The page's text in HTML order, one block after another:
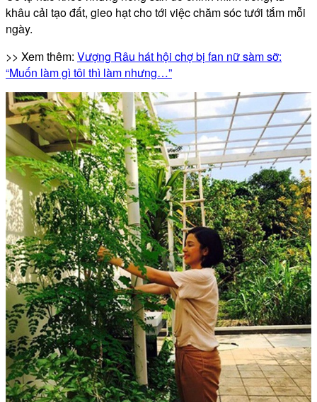
khâu cải tạo đất, gieo hạt cho tới việc chăm sóc tưới tắm mỗi
ngày.
>> Xem thêm: Vượng Râu hát hội chợ bị fan nữ sàm sỡ:
“Muốn làm gì tôi thì làm nhưng…”